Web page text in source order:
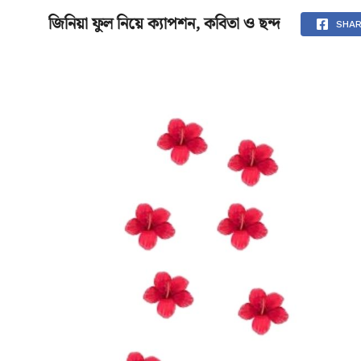
মূলপাতা
জিনিয়া ফুল নিয়ে ক্যাপশন, কবিতা ও ছন্দ